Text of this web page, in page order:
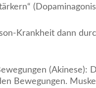
Krankheit dann
(Akinese):
Bewegungen.